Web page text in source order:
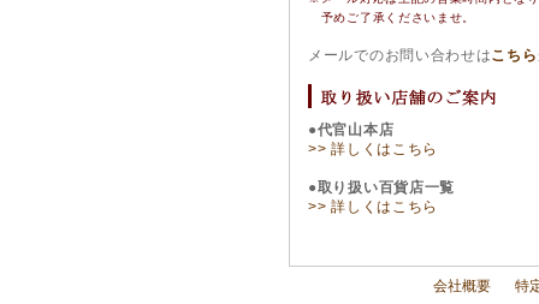
予めご了承くださいませ。
メールでのお問い合わせはこちら
●代官山本店
>> 詳しくはこちら
●取り扱い百貨店一覧
>> 詳しくはこちら
会社概要 特